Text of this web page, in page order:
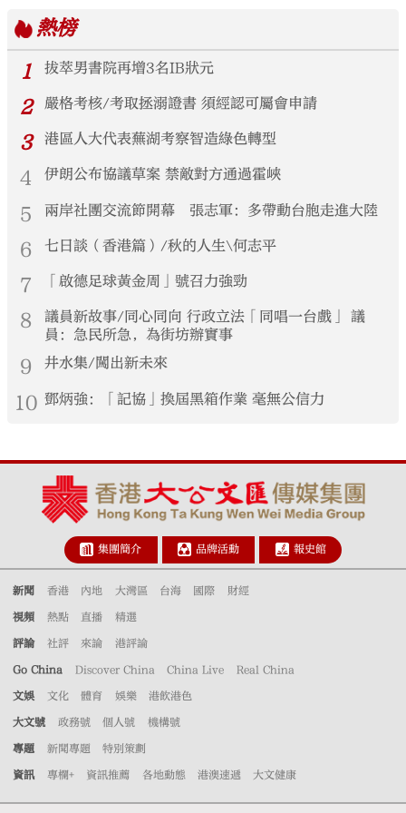
熱榜
1
拔萃男書院再增3名IB狀元
2 嚴格考核/考取拯溺證書 須經認可屬會申請
3 港區人大代表蕪湖考察智造綠色轉型
4 伊朗公布協議草案 禁敵對方通過霍峽
5 兩岸社團交流節開幕 張志軍：多帶動台胞走進大陸
6 七日談（香港篇）/秋的人生\何志平
7 「啟德足球黃金周」號召力強勁
8
議員新故事/同心同向 行政立法「同唱一台戲」 議
員：急民所急，為街坊辦實事
9 井水集/闖出新未來
10 鄧炳強：「記協」換屆黑箱作業 毫無公信力
集團簡介 品牌活動 報史館
新聞 香港 內地 大灣區 台海 國際 財經
視頻 熱點 直播 精選
評論 社評 來論 港評論
Go China Discover China China Live Real China
文娛 文化 體育 娛樂 港飲港色
大文號 政務號 個人號 機構號
專題 新聞專題 特別策劃
資訊 專欄+ 資訊推薦 各地動態 港澳速遞 大文健康